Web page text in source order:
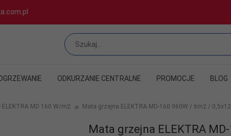
ODKURZANIE CENTRALNE PROMOCJE BLOG
ELEKTRA MD 160 W/m2 Mata grzejna ELEKTRA MD-160 960W / 6m2 /
Mata grzejna ELEKTRA